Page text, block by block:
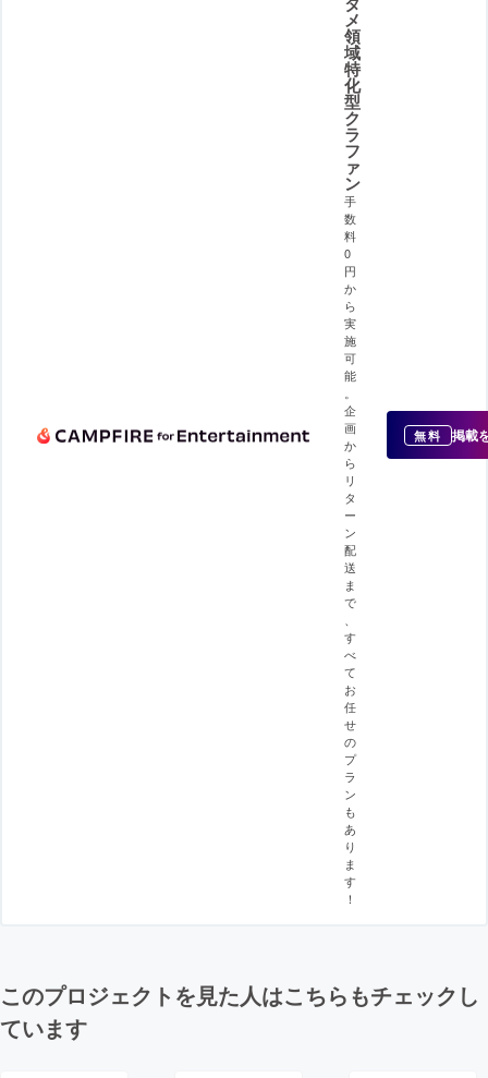
メ
領
域
特
化
型
ク
ラ
フ
ァ
ン
手
数
料
0
円
か
ら
実
施
可
能
。
企
画
か
ら
リ
タ
ー
ン
配
送
ま
で
、
す
べ
て
お
任
せ
の
プ
ラ
ン
も
あ
り
ま
す
！
無料 掲載
このプロジェクトを見た人はこちらもチェックし
ています